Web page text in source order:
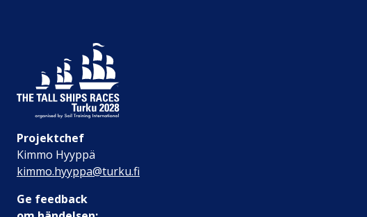
Projektchef
Kimmo Hyyppä
kimmo.hyyppa@turku.fi
Ge feedback